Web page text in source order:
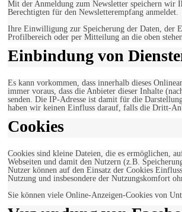
Mit der Anmeldung zum Newsletter speichern wir
Berechtigten für den Newsletterempfang anmeldet.
Ihre Einwilligung zur Speicherung der Daten, der
Profilbereich oder per Mitteilung an die oben
Einbindung von
Es kann vorkommen, dass innerhalb dieses
immer voraus, dass die Anbieter dieser Inhalte
senden. Die IP-Adresse ist damit für die
haben wir keinen Einfluss darauf, falls die Dritt-
Cookies
Cookies sind kleine Dateien, die es ermöglichen,
Webseiten und damit den Nutzern (z.B.
Nutzer können auf den Einsatz der Cookies
Nutzung und insbesondere der Nutzungskomfort
Sie können viele Online-Anzeigen-Cookies von